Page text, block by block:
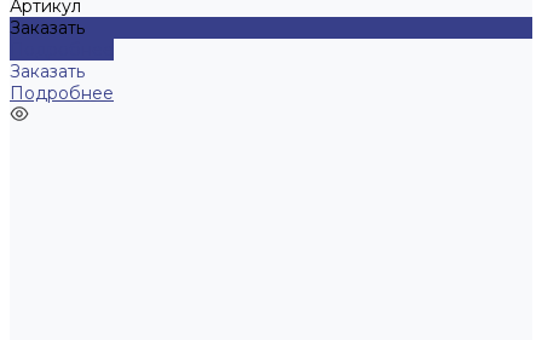
Артикул
Заказать
Заказать
Подробнее